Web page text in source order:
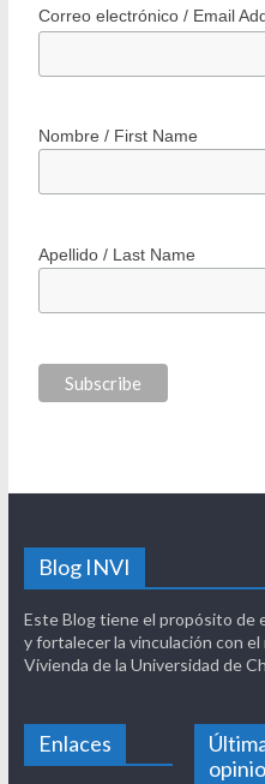
Correo electrónico / Email
Nombre / First Name
Apellido / Last Name
Blog INVI
Este Blog tiene el propósito de
y fortalecer la vinculación con
Vivienda de la Universidad de
Enlaces